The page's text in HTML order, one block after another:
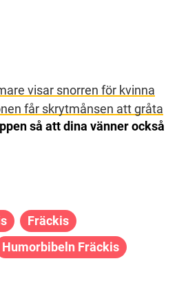
visar snorren för kvinna
får skrytmånsen att gråta
så att dina vänner också
Fräckis
Humorbibeln Fräckis